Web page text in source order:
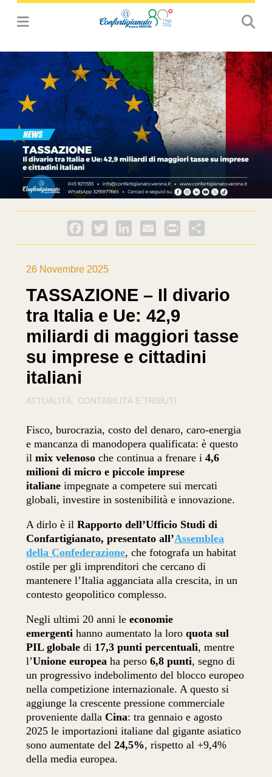
Facebook
Twitter LinkedInEmail PrintFriendly
26 Novembre 2025
TASSAZIONE – Il divario
tra Italia e Ue: 42,9
miliardi di maggiori tasse
su imprese e cittadini
italiani
ATTUALITÀ CONTABILITÀ E TRIBUTI
Fisco, burocrazia, costo del denaro, caro-energia
e mancanza di manodopera qualificata: è questo
ilmix velenoso che continua a frenare i4,6
milioni di micro e piccole imprese
italiane impegnate a competere sui mercati
globali, investire in sostenibilità e innovazione.
A dirlo è ilRapporto dell’Ufficio Studi di
Confartigianato, presentato all’Assemblea
della Confederazione, che fotografa un habitat
ostile per gli imprenditori che cercano di
mantenere l’Italia agganciata alla crescita, in un
contesto geopolitico complesso.
Negli ultimi 20 anni leeconomie
emergenti hanno aumentato la loroquota sul
PIL globaledi 17,3 punti percentuali, mentre
l’Unione europea ha perso6,8 punti, segno di
un progressivo indebolimento del blocco europeo
nella competizione internazionale. A questo si
aggiunge la crescente pressione commerciale
proveniente dalla Cina: tra gennaio e agosto
2025 le importazioni italiane dal gigante asiatico
sono aumentate del24,5%, rispetto al +9,4%
della media europea.